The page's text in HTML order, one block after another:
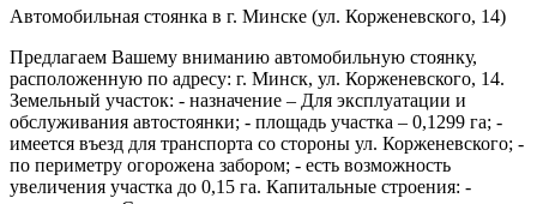
Автомобильная стоянка в г. Минске (ул. Корженевского, 14)
Предлагаем Вашему вниманию автомобильную стоянку,
расположенную по адресу: г. Минск, ул. Корженевского, 14.
Земельный участок: - назначение – Для эксплуатации и
обслуживания автостоянки; - площадь участка – 0,1299 га; -
имеется въезд для транспорта со стороны ул. Корженевского; -
по периметру огорожена забором; - есть возможность
увеличения участка до 0,15 га. Капитальные строения: -